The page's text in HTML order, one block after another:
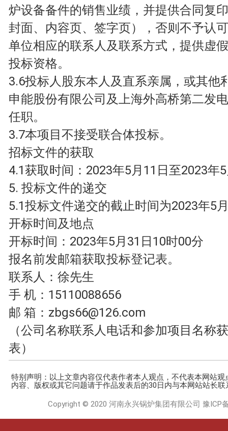
炉设备备件的销售业绩，并提供合同复
封面、内容页、签字页），否则不予认
单位相应的联系人及联系方式，提供虚
投标资格。
3.6投标人股东本人及直系亲属，或其他
申能股份有限公司及上海外高桥第二发
任职。
3.7本项目不接受联合体投标。
招标文件的获取
4.1获取时间：2023年5月11日至2023年
5. 投标文件的递交
5.1投标文件递交的截止时间为2023年5
开标时间及地点
开标时间：2023年5月31日10时00分
报名前发邮箱获取投标登记表。
联系人：徐先生
手 机：15110088656
邮 箱： zbgs66@126.com
（公司名称联系人电话和参加项目名称
表）
特别声明：以上文章内容仅代表作者本人观点，不代表本网站
内容、版权或其它问题请于作品发表后的30日内与本网站站长联
Copyright © 2020 河南永兴锅炉集团有限公司 豫ICP